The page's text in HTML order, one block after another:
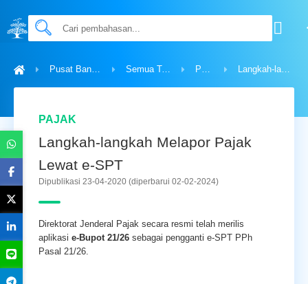
Pusat Bantuan Semua Topik Pajak Langkah-langkah Melapor Pajak Lewat e-SPT
PAJAK
Langkah-langkah Melapor Pajak
Lewat e-SPT
Dipublikasi 23-04-2020 (diperbarui 02-02-2024)
Direktorat Jenderal Pajak secara resmi telah merilis
aplikasi e-Bupot 21/26 sebagai pengganti e-SPT PPh
Pasal 21/26.